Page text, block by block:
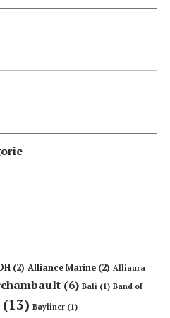
(2) Alliance Marine (2) Alliaura
(6) Bali (1) Band of
(13) Bayliner (1)